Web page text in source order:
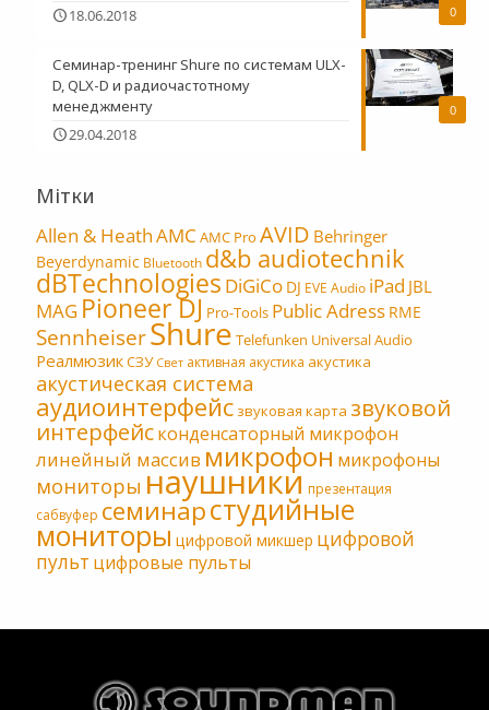
0
18.06.2018
0
Семинар-тренинг Shure по системам ULX-
D, QLX-D и радиочастотному
менеджменту
29.04.2018
Мітки
Allen & HeathAMC AMC Pro AVID Behringer
Beyerdynamic Bluetooth d&b audiotechnik
dBTechnologies DiGiCo DJ EVE Audio iPad JBL
MAG Pioneer DJ Pro-Tools Public Adress RME
SennheiserShure Telefunken Universal Audio
РеалмюзикСЗУ Свет активная акустика акустика
акустическая система
аудиоинтерфейс звуковая карта звуковой
интерфейсконденсаторный микрофон
линейный массив микрофон микрофоны
мониторы наушники презентация
сабвуфер семинарстудийные
мониторы цифровой микшер цифровой
пульт цифровые пульты